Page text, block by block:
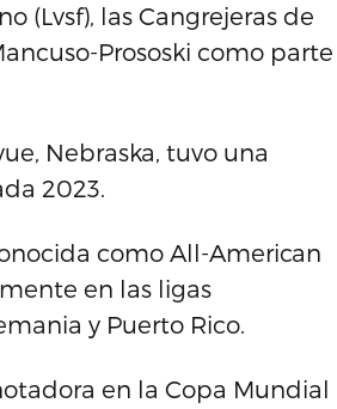
(Lvsf), las Cangrejeras de
Prososki como parte
Nebraska, tuvo una
2023.
como All-American
en las ligas
y Puerto Rico.
en la Copa Mundial